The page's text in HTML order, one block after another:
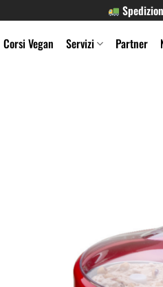
Corsi Vegan Servizi Partner